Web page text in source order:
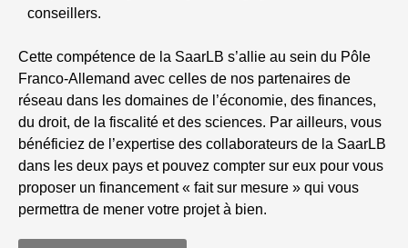
conseillers.
Cette compétence de la SaarLB s’allie au sein du Pôle
Franco-Allemand avec celles de nos partenaires de
réseau dans les domaines de l’économie, des finances,
du droit, de la fiscalité et des sciences. Par ailleurs, vous
bénéficiez de l’expertise des collaborateurs de la SaarLB
dans les deux pays et pouvez compter sur eux pour vous
proposer un financement « fait sur mesure » qui vous
permettra de mener votre projet à bien.